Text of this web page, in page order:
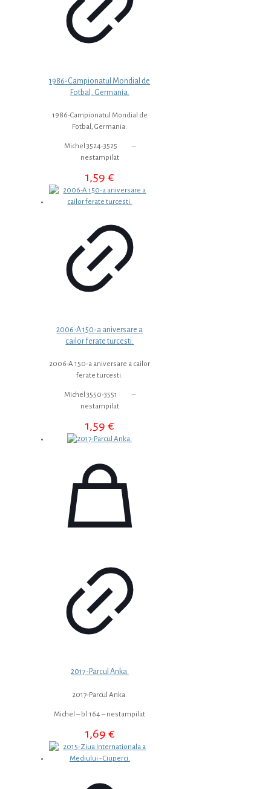
1986-Campionatul Mondial de
Fotbal, Germania.
1986-Campionatul Mondial de
Fotbal, Germania.
Michel 3524-3525 –
nestampilat
1,59€
2006-A 150-a aniversare a
cailor ferate turcesti.
2006-A 150-a aniversare a cailor
ferate turcesti.
Michel 3550-3551 –
nestampilat
1,59€
2017-Parcul Anka.
2017-Parcul Anka.
Michel – bl.164 – nestampilat
1,69 €